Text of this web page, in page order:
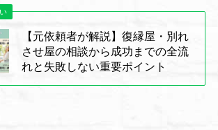
【元依頼者が解説】復縁屋・別れ
させ屋の相談から成功までの全流
れと失敗しない重要ポイント